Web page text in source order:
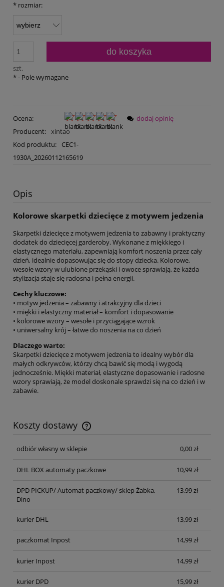
* rozmiar:
szt.
do koszyka
*- Pole wymagane
Ocena:
Producent: xintao
Kod produktu:
CEC1-
1930A_20260112165619
dodaj opinię
Opis
Kolorowe skarpetki dziecięce z motywem jedzenia
Skarpetki dziecięce z motywem jedzenia to zabawny i praktyczny
dodatek do dziecięcej garderoby. Wykonane z miękkiego i
elastycznego materiału, zapewniają komfort noszenia przez cały
dzień, idealnie dopasowując się do stopy dziecka. Kolorowe,
wesołe wzory w ulubione przekąski i owoce sprawiają, że każda
stylizacja staje się radosna i pełna energii.
Cechy kluczowe:
• motyw jedzenia – zabawny i atrakcyjny dla dzieci
• miękki i elastyczny materiał – komfort i dopasowanie
• kolorowe wzory – wesołe i przyciągające wzrok
• uniwersalny krój – łatwe do noszenia na co dzień
Dlaczego warto:
Skarpetki dziecięce z motywem jedzenia to idealny wybór dla
małych odkrywców, którzy chcą bawić się modą i wygodą
jednocześnie. Miękki materiał, elastyczne dopasowanie i radosne
wzory sprawiają, że model doskonale sprawdzi się na co dzień i w
zabawie.
Koszty dostawy
Cena nie zawiera ewentualnych kosztów płatności
odbiór własny w sklepie
0,00 zł
DHL BOX automaty paczkowe 10,99 zł
DPD PICKUP/ Automat paczkowy/ sklep Żabka,
Dino
13,99 zł
kurier DHL 13,99 zł
paczkomat Inpost 14,99 zł
kurier Inpost 14,99 zł
kurier DPD 15,99 zł